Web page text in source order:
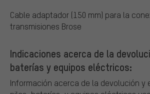
Cable adaptador (150 mm) para la
transmisiones Brose
Indicaciones acerca de la
baterías y equipos eléctricos:
Información acerca de la devolución y